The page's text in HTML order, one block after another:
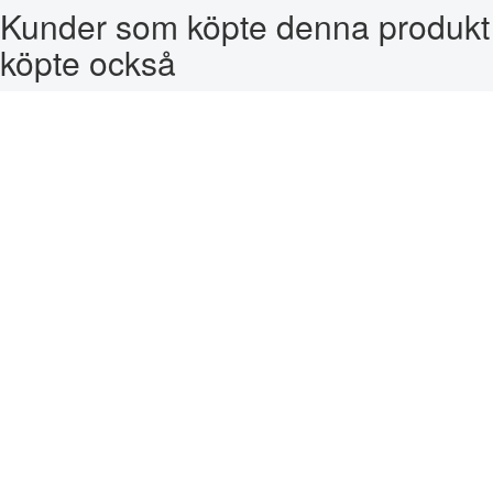
Kunder som köpte denna produkt
köpte också